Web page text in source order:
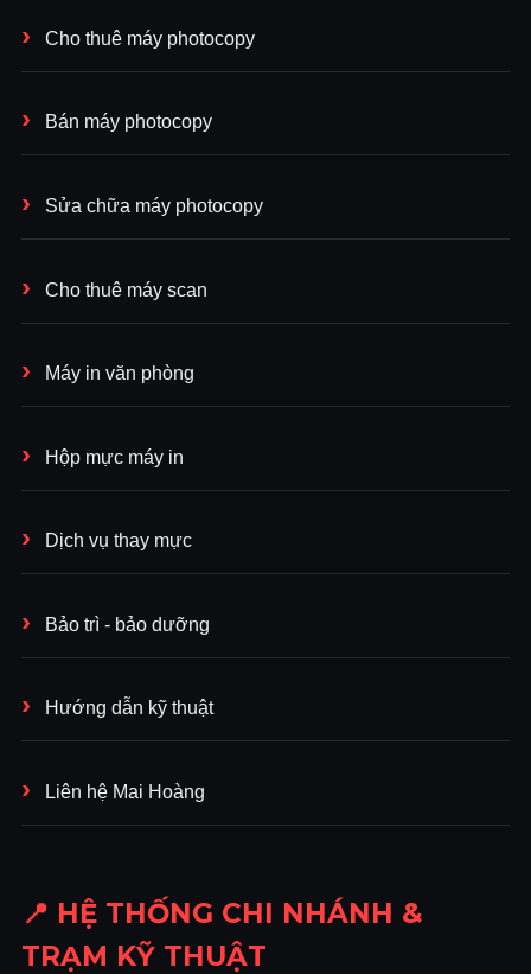
Cho thuê máy photocopy
Bán máy photocopy
Sửa chữa máy photocopy
Cho thuê máy scan
Máy in văn phòng
Hộp mực máy in
Dịch vụ thay mực
Bảo trì - bảo dưỡng
Hướng dẫn kỹ thuật
Liên hệ Mai Hoàng
📍 HỆ THỐNG CHI NHÁNH &
TRẠM KỸ THUẬT